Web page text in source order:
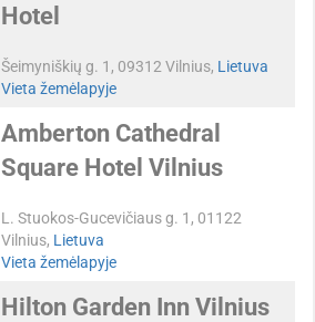
Hotel
Šeimyniškių g. 1, 09312 Vilnius, Lietuva
Vieta žemėlapyje
Amberton Cathedral
Square Hotel Vilnius
L. Stuokos-Gucevičiaus g. 1, 01122
Vilnius, Lietuva
Vieta žemėlapyje
Hilton Garden Inn Vilnius